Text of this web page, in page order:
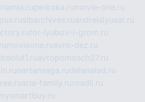
perkoka.ru movie-one.ru
sibarchives.ruandreislyusar.ru
tor-lyubov-i-grom.ru
movieone.ruevro-dez.ru
avtopomosch27.ru
nertansaga.rudelanalad.ru
aria-family.ru roadli.ru
mysmartbuy.ru